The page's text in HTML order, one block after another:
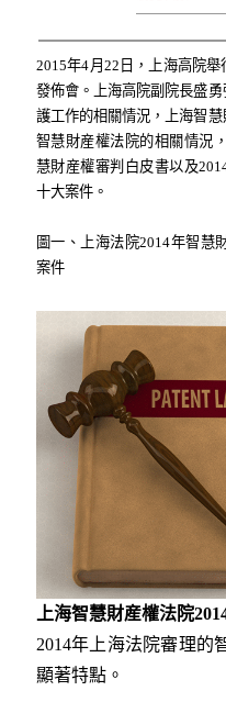
2015年4月22日，上海高院
發佈會。上海高院副院長盛
護工作的相關情況，上海智
智慧財産權法院的相關情況
慧財産權審判白皮書以及
十大案件。
圖一、上海法院2014年智慧
案件
上海智慧財産權法院
2014年上海法院審理的
顯著特點。